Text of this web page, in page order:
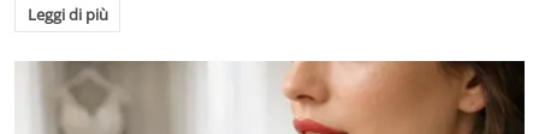
Leggi di più